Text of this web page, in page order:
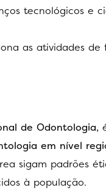
tecnológicos e
as atividades
de Odontologia,
em nível
sigam padrões
à população.